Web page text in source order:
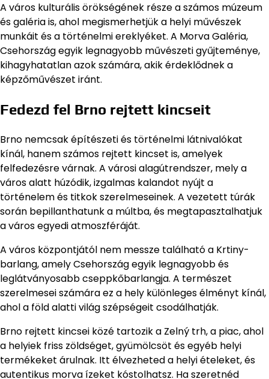
A város kulturális örökségének része a számos múzeum
és galéria is, ahol megismerhetjük a helyi művészek
munkáit és a történelmi ereklyéket. A Morva Galéria,
Csehország egyik legnagyobb művészeti gyűjteménye,
kihagyhatatlan azok számára, akik érdeklődnek a
képzőművészet iránt.
Fedezd fel Brno rejtett kincseit
Brno nemcsak építészeti és történelmi látnivalókat
kínál, hanem számos rejtett kincset is, amelyek
felfedezésre várnak. A városi alagútrendszer, mely a
város alatt húzódik, izgalmas kalandot nyújt a
történelem és titkok szerelmeseinek. A vezetett túrák
során bepillanthatunk a múltba, és megtapasztalhatjuk
a város egyedi atmoszféráját.
A város központjától nem messze található a Krtiny-
barlang, amely Csehország egyik legnagyobb és
leglátványosabb cseppkőbarlangja. A természet
szerelmesei számára ez a hely különleges élményt kínál,
ahol a föld alatti világ szépségeit csodálhatják.
Brno rejtett kincsei közé tartozik a Zelný trh, a piac, ahol
a helyiek friss zöldséget, gyümölcsöt és egyéb helyi
termékeket árulnak. Itt élvezheted a helyi ételeket, és
autentikus morva ízeket kóstolhatsz. Ha szeretnéd